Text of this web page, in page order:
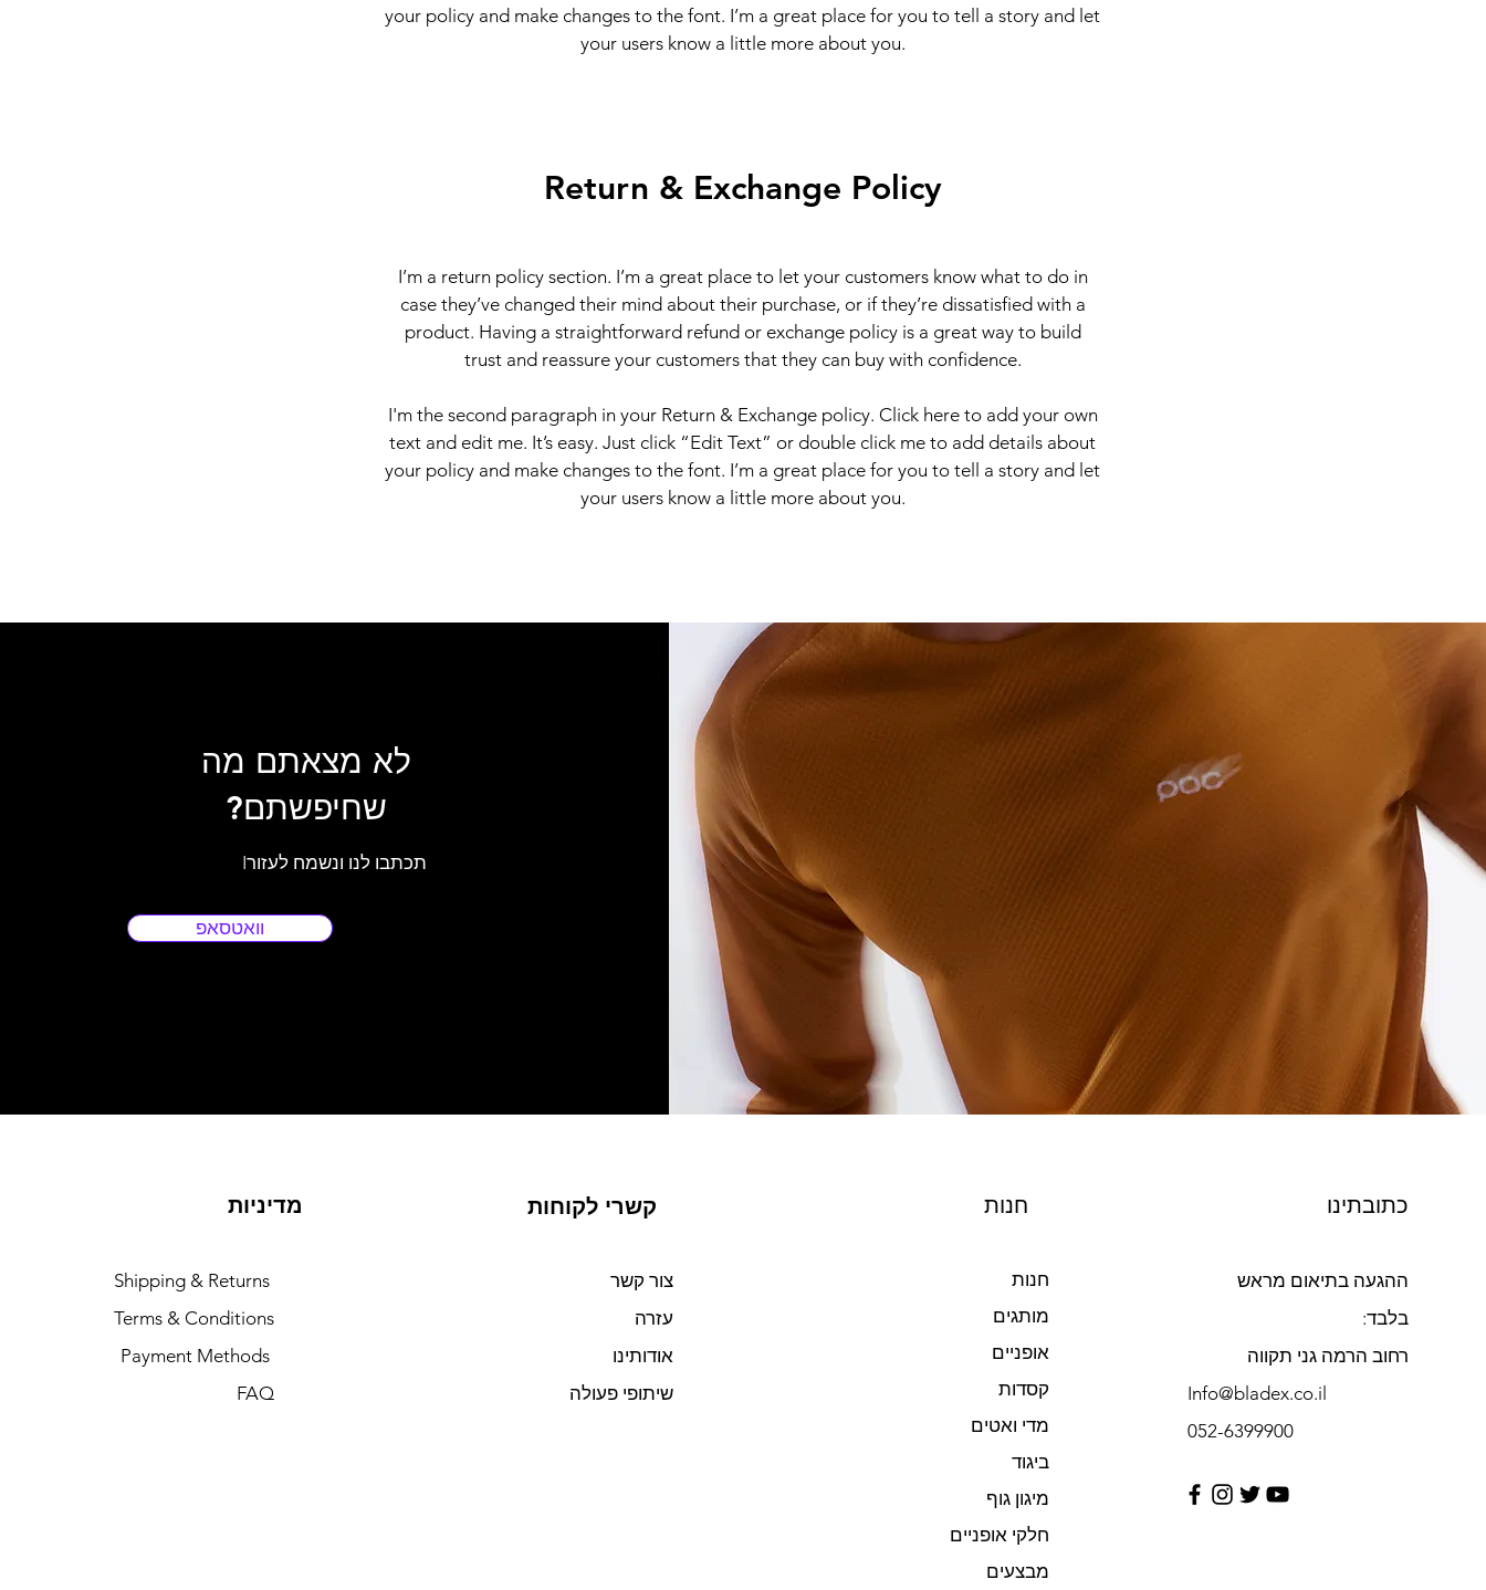
your policy and make changes to the font. I’m a great place for you to tell a story and let
your users know a little more about you.
Return & Exchange Policy
I’m a return policy section. I’m a great place to let your customers know what to do in
case they’ve changed their mind about their purchase, or if they’re dissatisfied with a
product. Having a straightforward refund or exchange policy is a great way to build
trust and reassure your customers that they can buy with confidence.
I'm the second paragraph in your Return & Exchange policy. Click here to add your own
text and edit me. It’s easy. Just click “Edit Text” or double click me to add details about
your policy and make changes to the font. I’m a great place for you to tell a story and let
your users know a little more about you.
לא מצאתם מה
שחיפשתם?
Iתכתבו לנו ונשמח לעזור
וואטסאפ
מדיניות
Shipping & Returns
Terms & Conditions
Payment Methods
FAQ
קשרי לקוחות
צור קשר
עזרה
אודותינו
שיתופי פעולה
חנות
חנות
מותגים
אופניים
קסדות
מדי ואטים
ביגוד
מיגון גוף
חלקי אופניים
מבצעים
כתובתינו
ההגעה בתיאום מראש
בלבד:
רחוב הרמה גני תקווה
Info@bladex.co.il
052-6399900​